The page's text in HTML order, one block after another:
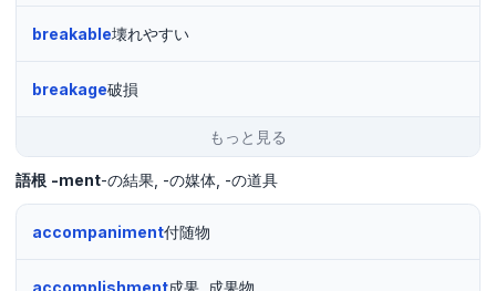
breakable壊れやすい
breakage破損
もっと見る
語根 -ment-の結果 -の媒体 -の道具
accompaniment付随物
accomplishment成果, 成果物